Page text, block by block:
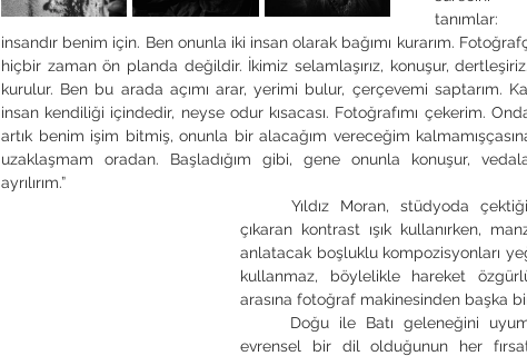
tanımlar:
insandır benim için. Ben onunla iki insan olarak bağımı kurarım.
hiçbir zaman ön planda değildir. İkimiz selamlaşırız, konuşur, dertleşiriz.
kurulur. Ben bu arada açımı arar, yerimi bulur, çerçevemi saptarım.
insan kendiliği içindedir, neyse odur kısacası. Fotoğrafımı çekerim.
artık benim işim bitmiş, onunla bir alacağım vereceğim
uzaklaşmam oradan. Başladığım gibi, gene onunla konuşur,
ayrılırım.”
çıkaran kontrast ışık kullanırken,
anlatacak boşluklu kompozisyonları
kullanmaz, böylelikle hareket
arasına fotoğraf makinesinden başka
evrensel bir dil olduğunun her